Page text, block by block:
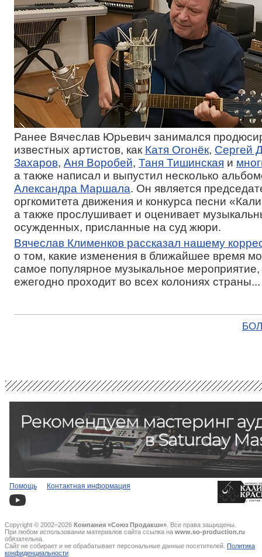
Ранее Вячеслав Юрьевич занимался
известных артистов, как Катя Огонёк, Сергей
Захаров, Аня Воробей, Таня Тишинская и
а также написал и выпустил несколько
Александра Маршала. Он является
оргкомитета движения и конкурса песни
а также прослушивает и оценивает
осужденных, присланные на суд жюри.
Вячеслав Клименков рассказал нашему
о том, какие изменения в ближайшее время
самое популярное музыкальное мероприятие,
ежегодно проходит во всех колониях страны...
Помощь Контактная информация
Copyright © 2002–2026 Компания «Союз Продакшн» . Все права защищены.
При любом использовании материалов сайта ссылка на www.so-production.ru
обязательна.
Сайт не собирает и не обрабатывает персональные данные посетителей. Политика
конфиденциальности